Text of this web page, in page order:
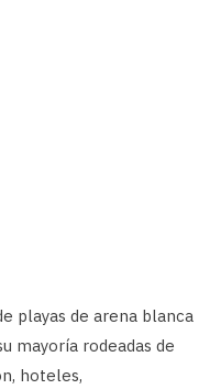
playas de arena blanca
mayoría rodeadas de
hoteles,